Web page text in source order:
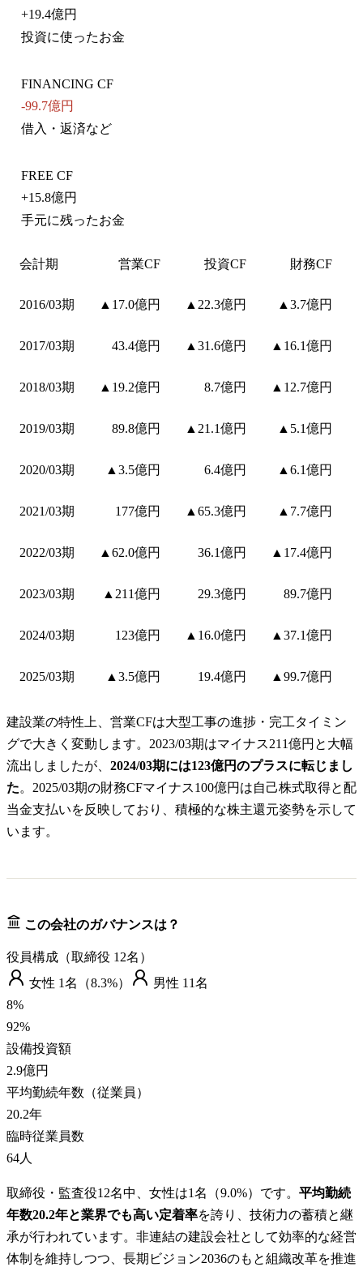
+19.4億円
投資に使ったお金
FINANCING CF
-99.7億円
借入・返済など
FREE CF
+15.8億円
手元に残ったお金
会計期 営業CF 投資CF 財務CF
2016/03期 ▲17.0億円 ▲22.3億円 ▲3.7億円
2017/03期 43.4億円 ▲31.6億円 ▲16.1億円
2018/03期 ▲19.2億円 8.7億円 ▲12.7億円
2019/03期 89.8億円 ▲21.1億円 ▲5.1億円
2020/03期 ▲3.5億円 6.4億円 ▲6.1億円
2021/03期 177億円 ▲65.3億円 ▲7.7億円
2022/03期 ▲62.0億円 36.1億円 ▲17.4億円
2023/03期 ▲211億円 29.3億円 89.7億円
2024/03期 123億円 ▲16.0億円 ▲37.1億円
2025/03期 ▲3.5億円 19.4億円 ▲99.7億円
建設業の特性上、営業CFは大型工事の進捗・完工タイミン
グで大きく変動します。2023/03期はマイナス211億円と大幅
流出しましたが、 2024/03期には123億円のプラスに転じまし
た。2025/03期の財務CFマイナス100億円は自己株式取得と配
当金支払いを反映しており、積極的な株主還元姿勢を示して
います。
この会社のガバナンスは？
役員構成（取締役 12名）
女性 1名（8.3%） 男性 11名
8%
92%
設備投資額
2.9億円
平均勤続年数（従業員）
20.2年
臨時従業員数
64人
取締役・監査役12名中、女性は1名（9.0%）です。 平均勤続
年数20.2年と業界でも高い定着率を誇り、技術力の蓄積と継
承が行われています。非連結の建設会社として効率的な経営
体制を維持しつつ、長期ビジョン2036のもと組織改革を推進